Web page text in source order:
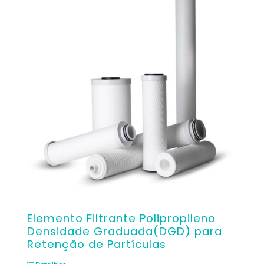
Elemento Filtrante Polipropileno
Densidade Graduada(DGD) para
Retenção de Partículas